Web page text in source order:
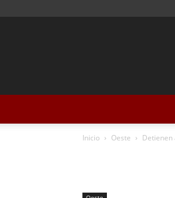
Inicio Oeste Detienen